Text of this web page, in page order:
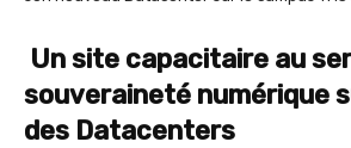
Un site capacitaire au
souveraineté numérique
des Datacenters